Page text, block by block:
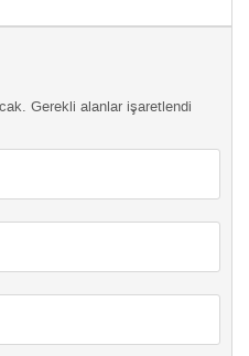
Gerekli alanlar işaretlendi